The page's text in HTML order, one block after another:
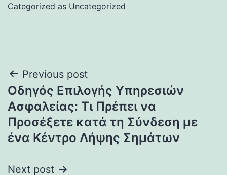
Categorized as Uncategorized
Post
navigation
Previous post
Οδηγός Επιλογής Υπηρεσιών
Ασφαλείας: Τι Πρέπει να
Προσέξετε κατά τη Σύνδεση με
ένα Κέντρο Λήψης Σημάτων
Next post